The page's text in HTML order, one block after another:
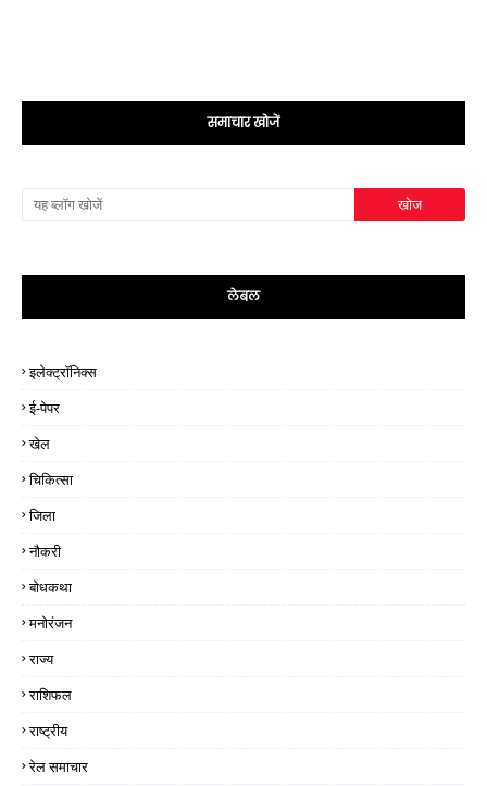
समाचार खोजें
लेबल
इलेक्ट्रॉनिक्स
ई-पेपर
खेल
चिकित्सा
जिला
नौकरी
बोधकथा
मनोरंजन
राज्य
राशिफल
राष्ट्रीय
रेल समाचार